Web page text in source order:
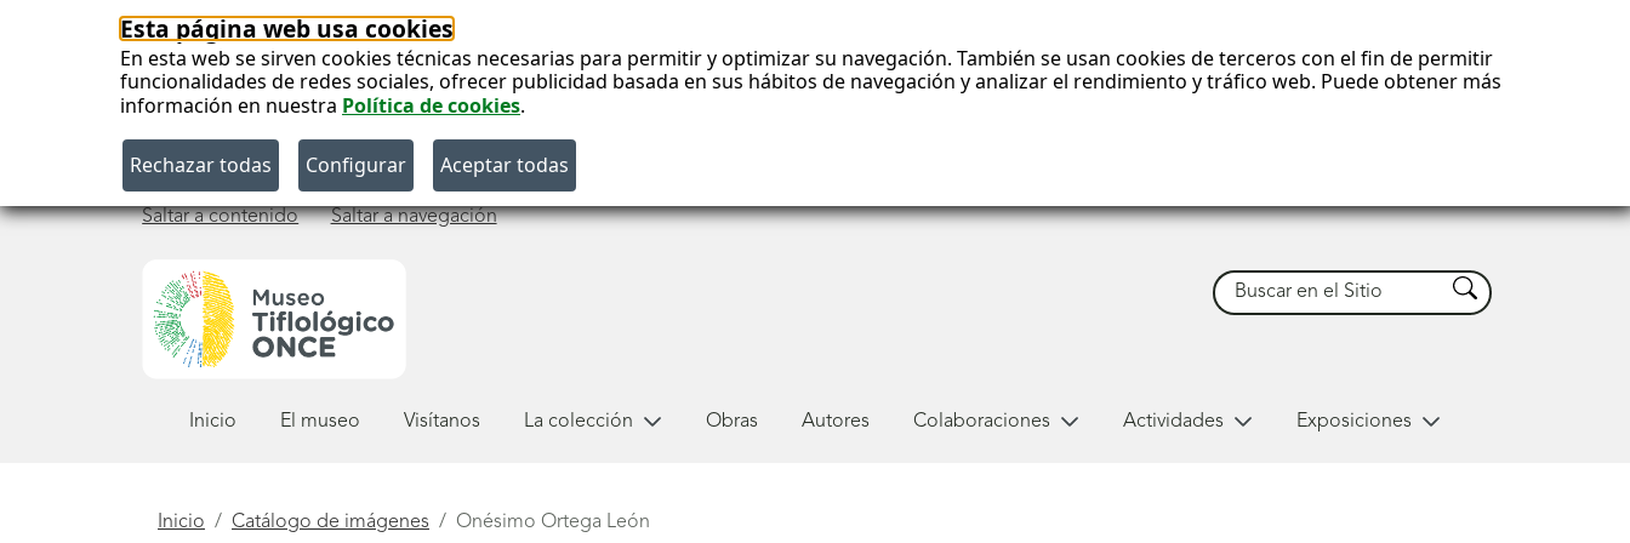
Esta página web usa cookies
En esta web se sirven cookies técnicas necesarias para permitir y optimizar su navegación. También se usan cookies de terceros con el fin de permitir
funcionalidades de redes sociales, ofrecer publicidad basada en sus hábitos de navegación y analizar el rendimiento y tráfico web. Puede obtener más
información en nuestra Política de cookies.
Saltar a contenido Saltar a navegación
Buscar Buscar
Inicio El museo Visítanos La colección Obras Autores Colaboraciones Actividades Exposiciones
Está
Inicio Catálogo de imágenes Onésimo Ortega León